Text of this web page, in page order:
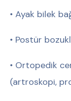
• Ayak bilek
• Postür
• Ortopedik
(artroskopi,